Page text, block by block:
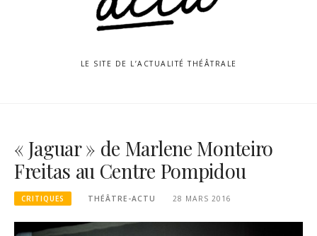
LE SITE DE L’ACTUALITÉ THÉÂTRALE
« Jaguar » de Marlene Monteiro
Freitas au Centre Pompidou
CRITIQUES THÉÂTRE-ACTU 28 MARS 2016